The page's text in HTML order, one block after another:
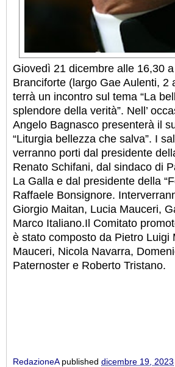
Giovedì 21 dicembre alle 16,30
Branciforte (largo Gae Aulenti, 2
terrà un incontro sul tema “La
splendore della verità”. Nell’
Angelo Bagnasco presenterà il
“Liturgia bellezza che salva”. I
verranno porti dal presidente
Renato Schifani, dal sindaco di
La Galla e dal presidente della
Raffaele Bonsignore.
Giorgio Maitan, Lucia Mauceri,
Marco Italiano.Il Comitato
è stato composto da Pietro Luigi
Mauceri, Nicola Navarra,
Paternoster e Roberto Tristano.
RedazioneA published dicembre 19, 2023